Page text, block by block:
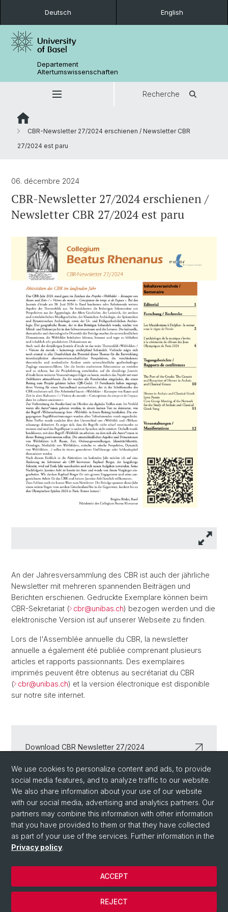
Deutsch English
Departement
Altertumswissenschaften
Recherche
CBR-Newsletter 27/2024 erschienen / Newsletter CBR
27/2024 est paru
06. décembre 2024
CBR-Newsletter 27/2024 erschienen /
Newsletter CBR 27/2024 est paru
An der Jahresversammlung des CBR ist auch der jährliche
Newsletter mit mehreren spannenden Beiträgen und
Berichten erschienen. Gedruckte Exemplare können beim
CBR-Sekretariat ( cbr@unibas.ch) bezogen werden und die
elektronische Version ist auf unserer Webseite zu finden.
Lors de l'Assemblée annuelle du CBR, la newsletter
annuelle a également été publiée comprenant plusieurs
articles et rapports passionnants. Des exemplaires
imprimés peuvent être obtenus au secrétariat du CBR
( cbr@unibas.ch) et la version électronique est disponible
sur notre site internet.
Download CBR Newsletter 27/2024
Alle CBR-Newsletter / Newsletter CBR
Back
© Université de Bâle
We use cookies to personalize content and ads, to provide
social media features, and to analyze traffic to our website.
We also share information about your use of our website
with our social media, advertising and analytics partners. Our
partners may combine this information with other information
that you have provided to them or that they have collected
as part of your use of the services. Further information in the
Privacy policy.
REJECT
ACCEPT